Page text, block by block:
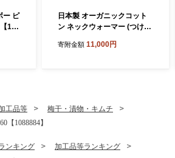
ー ピ
116
日本製 オーガニックコット
ン ネックウォーマー (つけ
065】
寄附金額 11,000円
工品等
梅干・漬物・キムチ
1088884】
ンキング
加工品等ランキング